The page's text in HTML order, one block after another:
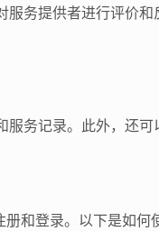
务提供者进行评价
务记录。此外，还
和登录。以下是如何